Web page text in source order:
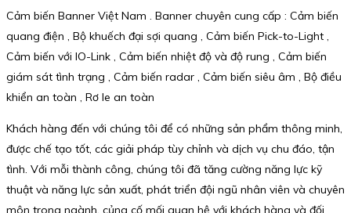
Cảm biến Banner Việt Nam . Banner chuyên cung cấp : Cảm biến
quang điện , Bộ khuếch đại sợi quang , Cảm biến Pick-to-Light ,
Cảm biến với IO-Link , Cảm biến nhiệt độ và độ rung , Cảm biến
giám sát tình trạng , Cảm biến radar , Cảm biến siêu âm , Bộ điều
khiển an toàn , Rơ le an toàn
Khách hàng đến với chúng tôi để có những sản phẩm thông minh,
được chế tạo tốt, các giải pháp tùy chỉnh và dịch vụ chu đáo, tận
tình. Với mỗi thành công, chúng tôi đã tăng cường năng lực kỹ
thuật và năng lực sản xuất, phát triển đội ngũ nhân viên và chuyên